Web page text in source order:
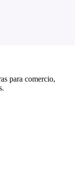
para comercio,